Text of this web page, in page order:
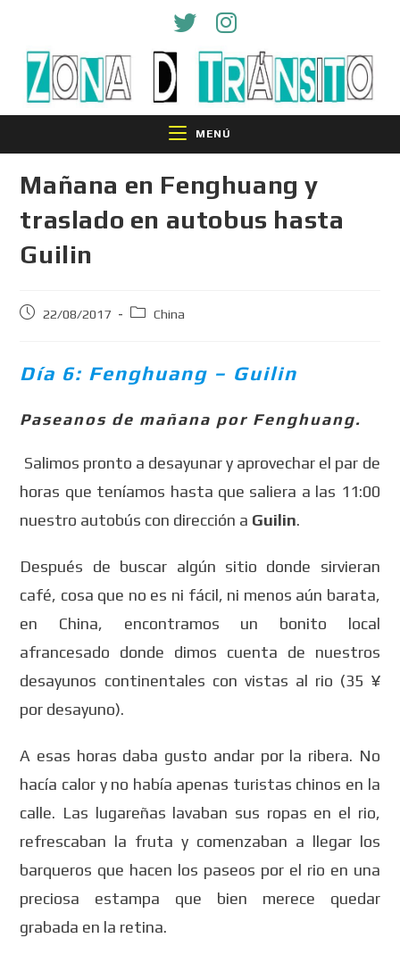
MENÚ
Mañana en Fenghuang y
traslado en autobus hasta
Guilin
22/08/2017 China
Día 6: Fenghuang – Guilin
Paseanos de mañana por Fenghuang.
Salimos pronto a desayunar y aprovechar el par de
horas que teníamos hasta que saliera a las 11:00
nuestro autobús con dirección a Guilin.
Después de buscar algún sitio donde sirvieran
café, cosa que no es ni fácil, ni menos aún barata,
en China, encontramos un bonito local
afrancesado donde dimos cuenta de nuestros
desayunos continentales con vistas al rio (35 ¥
por desayuno).
A esas horas daba gusto andar por la ribera. No
hacía calor y no había apenas turistas chinos en la
calle. Las lugareñas lavaban sus ropas en el rio,
refrescaban la fruta y comenzaban a llegar los
barqueros que hacen los paseos por el rio en una
preciosa estampa que bien merece quedar
grabada en la retina.